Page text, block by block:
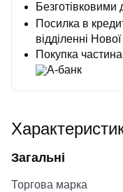
Посилка в
відділенні
Покупка
А-банк
Загальні
Торгова марка